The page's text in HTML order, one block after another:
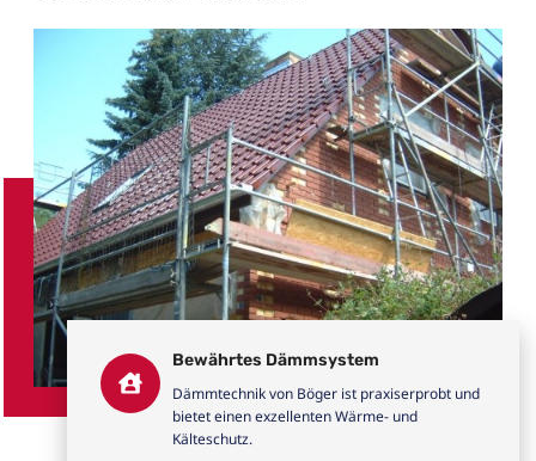
Bewährtes Dämmsystem
Dämmtechnik von Böger ist praxiserprobt und
bietet einen exzellenten Wärme- und
Kälteschutz.